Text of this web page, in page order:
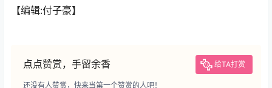
【编辑:付子豪】
点点赞赏，手留余香 给TA打赏
还没有人赞赏，快来当第一个赞赏的人吧！